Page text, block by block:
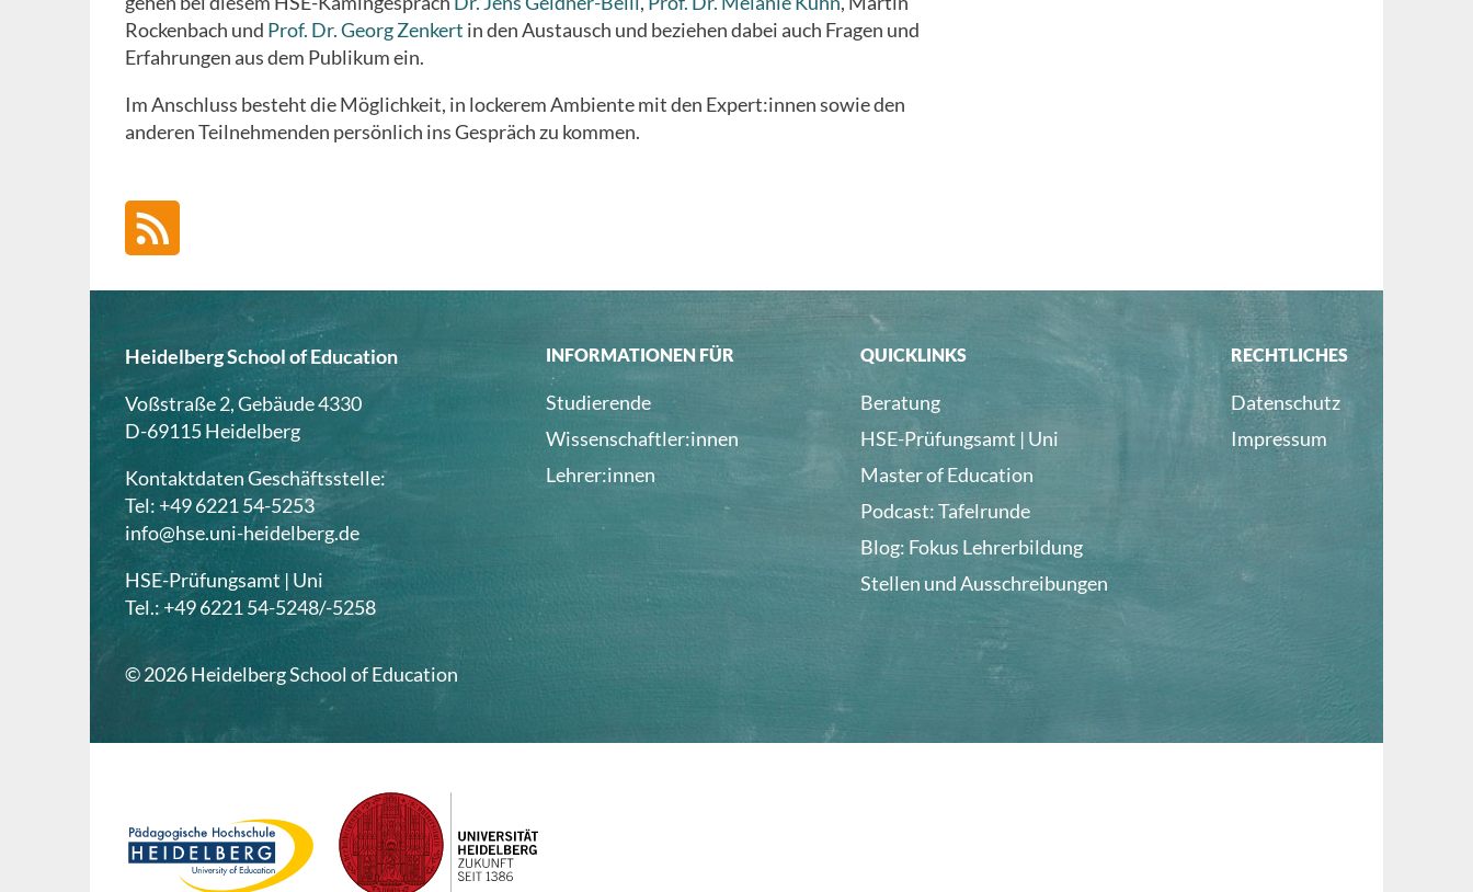
Rockenbach und Prof. Dr. Georg Zenkert in den Austausch und beziehen dabei auch Fragen und
Erfahrungen aus dem Publikum ein.
Im Anschluss besteht die Möglichkeit, in lockerem Ambiente mit den Expert:innen sowie den
anderen Teilnehmenden persönlich ins Gespräch zu kommen.
Heidelberg School of Education
Voßstraße 2, Gebäude 4330
D-69115 Heidelberg
Kontaktdaten Geschäftsstelle:
Tel: +49 6221 54-5253
info@hse.uni-heidelberg.de
HSE-Prüfungsamt | Uni
Tel.: +49 6221 54-5248/-5258
INFORMATIONEN FÜR
Studierende
Wissenschaftler:innen
Lehrer:innen
QUICKLINKS
Beratung
HSE-Prüfungsamt | Uni
Master of Education
Podcast: Tafelrunde
Blog: Fokus Lehrerbildung
Stellen und Ausschreibungen
RECHTLICHES
Datenschutz
Impressum
© 2026 Heidelberg School of Education